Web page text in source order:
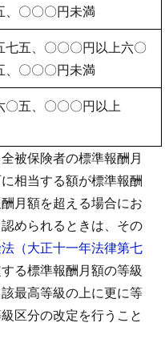
、〇〇〇円未満
七五、〇〇〇円以上六〇
、〇〇〇円未満
〇五、〇〇〇円以上
被保険者の標準報酬月
相当する額が標準報酬
月額を超える場合にお
められるときは、その
（大正十一年法律第七
る標準報酬月額の等級
最高等級の上に更に等
区分の改定を行うこと